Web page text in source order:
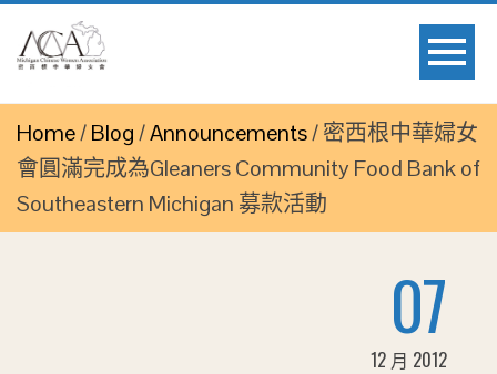
Home/Blog/Announcements/密西根中華婦女
會圓滿完成為Gleaners Community Food Bank of
Southeastern Michigan 募款活動
07
12 月 2012